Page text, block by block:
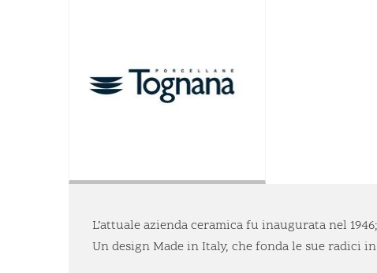
L’attuale azienda ceramica fu inaugurata nel
Un design Made in Italy, che fonda le sue radici